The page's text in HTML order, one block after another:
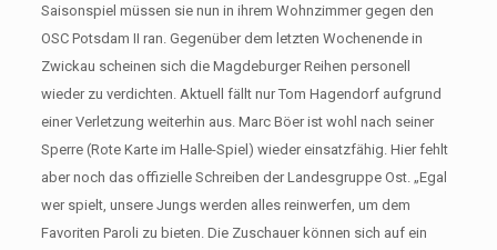
Saisonspiel müssen sie nun in ihrem Wohnzimmer gegen den
OSC Potsdam II ran. Gegenüber dem letzten Wochenende in
Zwickau scheinen sich die Magdeburger Reihen personell
wieder zu verdichten. Aktuell fällt nur Tom Hagendorf aufgrund
einer Verletzung weiterhin aus. Marc Böer ist wohl nach seiner
Sperre (Rote Karte im Halle-Spiel) wieder einsatzfähig. Hier fehlt
aber noch das offizielle Schreiben der Landesgruppe Ost. „Egal
wer spielt, unsere Jungs werden alles reinwerfen, um dem
Favoriten Paroli zu bieten. Die Zuschauer können sich auf ein